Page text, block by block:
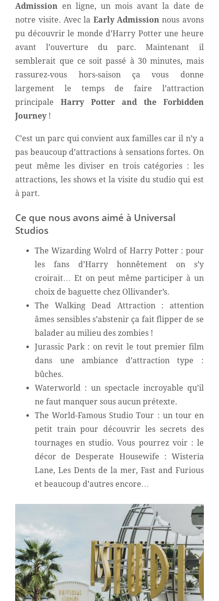
Admission en ligne, un mois avant la date de
notre visite. Avec la Early Admissionnous avons
pu découvrir le monde d’Harry Potter une heure
avant l’ouverture du parc. Maintenant il
semblerait que ce soit passé à 30 minutes, mais
rassurez-vous hors-saison ça vous donne
largement le temps de faire l’attraction
principaleHarry Potter and the Forbidden
Journey!
C’est un parc qui convient aux familles car il n’y a
pas beaucoup d’attractions à sensations fortes. On
peut même les diviser en trois catégories : les
attractions, les shows et la visite du studio qui est
à part.
Ce que nous avons aimé à Universal
Studios
The Wizarding Wolrd of Harry Potter : pour
les fans d’Harry honnêtement on s’y
croirait… Et on peut même participer à un
choix de baguette chez Ollivander’s.
The Walking Dead Attraction : attention
âmes sensibles s’abstenir ça fait flipper de se
balader au milieu des zombies !
Jurassic Park : on revit le tout premier film
dans une ambiance d’attraction type :
bûches.
Waterworld : un spectacle incroyable qu’il
ne faut manquer sous aucun prétexte.
The World-Famous Studio Tour : un tour en
petit train pour découvrir les secrets des
tournages en studio. Vous pourrez voir : le
décor de Desperate Housewife : Wisteria
Lane, Les Dents de la mer, Fast and Furious
et beaucoup d’autres encore…